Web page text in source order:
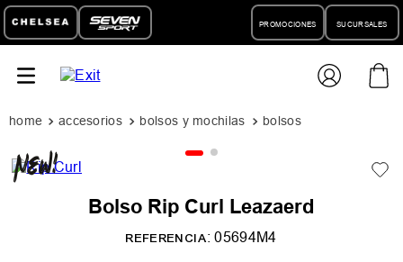
PROMOCIONES SUCURSALES
accesorios bolsos y mochilas bolsos
Bolso Rip Curl Leazaerd
REFERENCIA:05694M4